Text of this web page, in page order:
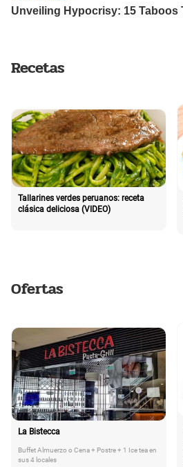
Recetas
Tallarines verdes peruanos: receta
clásica deliciosa (VIDEO)
Ofertas
La Bistecca
Buffet Almuerzo o Cena + Postre + 1 Ice tea en
sus 4 locales